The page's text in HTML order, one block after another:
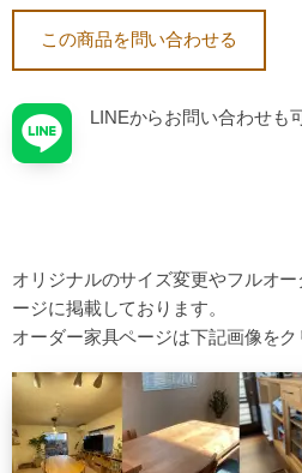
この商品を問い合わせる
LINEからお問い合わせも
オリジナルのサイズ変更やフルオ
ージに掲載しております。
オーダー家具ページは下記画像をク